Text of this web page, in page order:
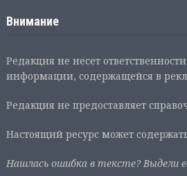
Внимание
Редакция не несет
информации, содержащейся в
Редакция не предоставляет
Настоящий ресурс может
Нашлась ошибка в тексте? Выдели